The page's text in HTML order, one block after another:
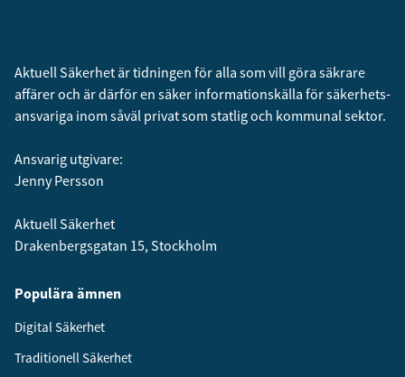
Aktuell Säkerhet är tidningen för alla som vill göra säkrare
affärer och är därför en säker informationskälla för säkerhets­
ansvariga inom såväl privat som statlig och kommunal sektor.
Ansvarig utgivare:
Jenny Persson
Aktuell Säkerhet
Drakenbergsgatan 15, Stockholm
Populära ämnen
Digital Säkerhet
Traditionell Säkerhet